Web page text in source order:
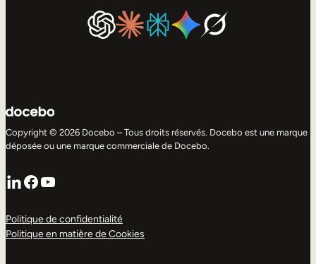
Copyright © 2026 Docebo – Tous droits réservés. Docebo est une marque
déposée ou une marque commerciale de Docebo.
LinkedIn
Facebook
YouTube
Politique de confidentialité
Politique en matière de Cookies